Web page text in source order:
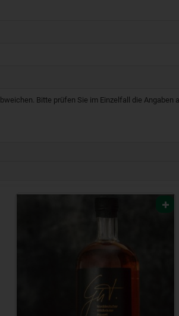
Bitte prüfen Sie im Einzelfall die Angaben